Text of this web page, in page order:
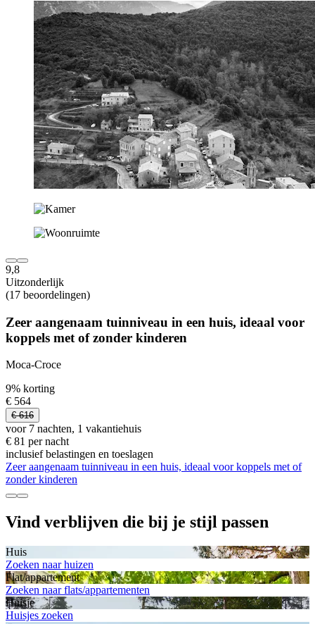
9,8
Uitzonderlijk
(17 beoordelingen)
Zeer aangenaam tuinniveau in een huis, ideaal voor
koppels met of zonder kinderen
Moca-Croce
9% korting
€ 564
€ 616
voor 7 nachten, 1 vakantiehuis
€ 81 per nacht
inclusief belastingen en toeslagen
Zeer aangenaam tuinniveau in een huis, ideaal voor koppels met of
zonder kinderen
Vind verblijven die bij je stijl passen
Huis
Zoeken naar huizen
Flat/appartement
Zoeken naar flats/appartementen
Huisje
Huisjes zoeken